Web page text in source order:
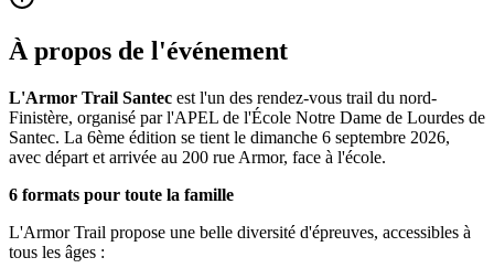
À propos de l'événement
L'Armor Trail Santec est l'un des rendez-vous trail du nord-
Finistère, organisé par l'APEL de l'École Notre Dame de Lourdes de
Santec. La 6ème édition se tient le dimanche 6 septembre 2026,
avec départ et arrivée au 200 rue Armor, face à l'école.
6 formats pour toute la famille
L'Armor Trail propose une belle diversité d'épreuves, accessibles à
tous les âges :